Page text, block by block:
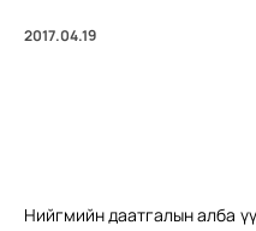
2017.04.19
Нийгмийн даатгалын алба